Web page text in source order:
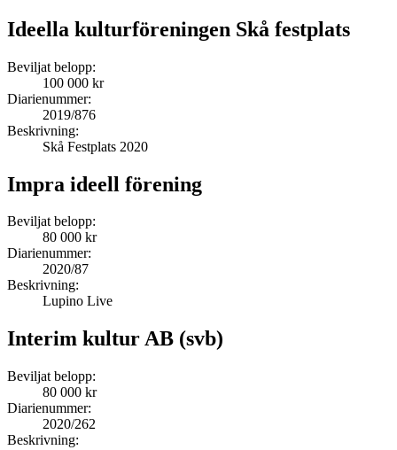
Ideella kulturföreningen Skå festplats
Beviljat belopp:
100 000 kr
Diarienummer:
2019/876
Beskrivning:
Skå Festplats 2020
Impra ideell förening
Beviljat belopp:
80 000 kr
Diarienummer:
2020/87
Beskrivning:
Lupino Live
Interim kultur AB (svb)
Beviljat belopp:
80 000 kr
Diarienummer:
2020/262
Beskrivning: